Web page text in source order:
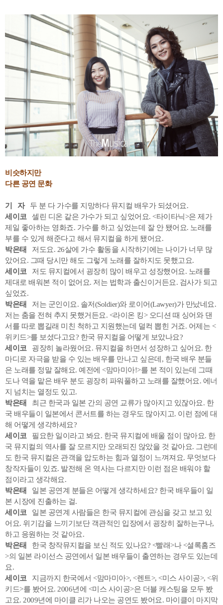
비슷하지만
다른 공연 문화
기 자두 분 다 가수를 지망하다 뮤지컬 배우가 되셨어요.
세이코셀린 디온 같은 가수가 되고 싶었어요. <타이타닉>은 제가
제일 좋아하는 영화죠. 가수를 하고 싶었는데 잘 안 됐어요. 노래를
부를 수 있게 해준다고 해서 뮤지컬을 하게 됐어요.
박은태
저도요. 26살에 가수 활동을 시작하기에는 나이가 너무 많
았어요. 그때 당시만 해도 그렇게 노래를 잘하지도 못했고요.
세이코저도 뮤지컬에서 굉장히 많이 배우고 성장했어요. 노래를
제대로 배워본 적이 없어요. 저는 법학과 출신이거든요. 검사가 되고
싶었죠.
박은태
저는 군인이요. 솔저(Soldier)와 로이어(Lawyer)가 만났네요.
저는 춤을 전혀 추지 못했거든요. <라이온 킹> 오디션 때 싱어와 댄
서를 따로 뽑길래 미친 척하고 지원했는데 덜컥 뽑힌 거죠. 어제는 <
위키드>를 보셨다고요? 한국 뮤지컬을 어떻게 보았나요?
세이코굉장히 놀라웠어요. 뮤지컬을 하면서 성장하고 싶어요. 한
마디로 자극을 받을 수 있는 배우를 만나고 싶은데, 한국 배우 분들
은 노래를 정말 잘해요. 예전에 <맘마미아!>를 본 적이 있는데 그때
도나 역을 맡은 배우 분도 굉장히 파워풀하고 노래를 잘했어요. 에너
지 넘치는 열정도 있고.
박은태
최근 한국과 일본 간의 공연 교류가 많아지고 있잖아요. 한
국 배우들이 일본에서 콘서트를 하는 경우도 많아지고. 이런 점에 대
해 어떻게 생각하세요?
세이코필요한 일이라고 봐요. 한국 뮤지컬에 배울 점이 많아요. 한
국 뮤지컬의 역사를 잘 모르지만 오래되진 않았을 것 같아요. 그런데
도 한국 뮤지컬은 관객을 압도하는 힘과 열정이 느껴져요. 무엇보다
창작자들이 있죠. 발전해 온 역사는 다르지만 이런 점은 배워야 할
점이라고 생각해요.
박은태
일본 공연계 분들은 어떻게 생각하세요? 한국 배우들이 일
본 시장에 진출하는 걸.
세이코일본 공연계 사람들은 한국 뮤지컬에 관심을 갖고 보고 있
어요. 위기감을 느끼기보단 객관적인 입장에서 굉장히 잘하는구나,
하고 응원하는 것 같아요.
박은태
한국 창작뮤지컬을 보신 적도 있나요? <빨래>나 <셜록홈즈
>의 일본 라이선스 공연에서 일본 배우들이 출연하는 경우도 있는데
요.
세이코지금까지 한국에서 <맘마미아>, <렌트>, <미스 사이공>, <위
키드>를 봤어요. 2006년에 <미스 사이공>은 더블 캐스팅을 모두 봤
고요. 2009년에 마이클 리가 나오는 공연도 봤어요. 마이클이 마지막